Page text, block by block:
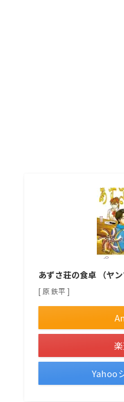
あずさ荘の食卓 （ヤン
[ 原 鉄平 ]
Yahoo